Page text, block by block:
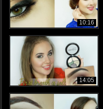
10:16
14:05